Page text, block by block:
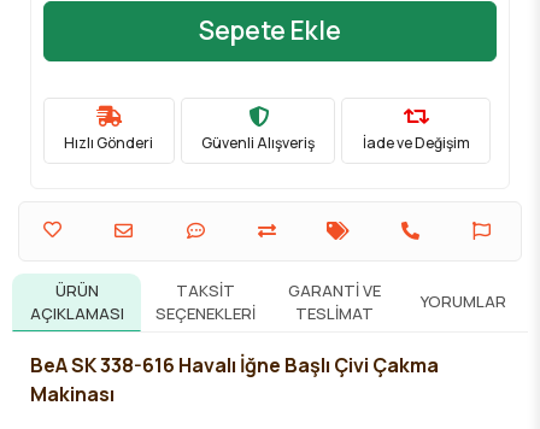
Sepete Ekle
Hızlı Gönderi Güvenli Alışveriş İade ve Değişim
ÜRÜN
AÇIKLAMASI
TAKSIT
SEÇENEKLERI
GARANTI VE
TESLIMAT
YORUMLAR
BeA SK 338-616 Havalı İğne Başlı Çivi Çakma
Makinası